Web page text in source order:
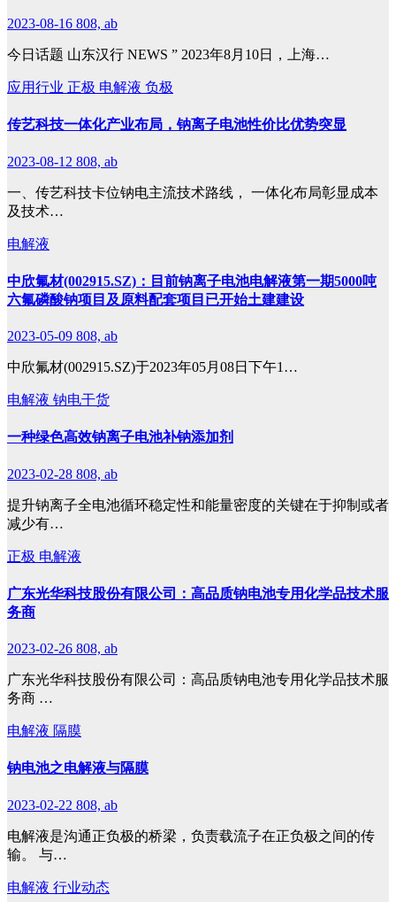
2023-08-16 808, ab
今日话题 山东汉行 NEWS ” 2023年8月10日，上海…
应用行业 正极 电解液 负极
传艺科技一体化产业布局，钠离子电池性价比优势突显
2023-08-12 808, ab
一、传艺科技卡位钠电主流技术路线， 一体化布局彰显成本
及技术…
电解液
中欣氟材(002915.SZ)：目前钠离子电池电解液第一期5000吨
六氟磷酸钠项目及原料配套项目已开始土建建设
2023-05-09 808, ab
中欣氟材(002915.SZ)于2023年05月08日下午1…
电解液 钠电干货
一种绿色高效钠离子电池补钠添加剂
2023-02-28 808, ab
提升钠离子全电池循环稳定性和能量密度的关键在于抑制或者
减少有…
正极 电解液
广东光华科技股份有限公司：高品质钠电池专用化学品技术服
务商
2023-02-26 808, ab
广东光华科技股份有限公司：高品质钠电池专用化学品技术服
务商 …
电解液 隔膜
钠电池之电解液与隔膜
2023-02-22 808, ab
电解液是沟通正负极的桥梁，负责载流子在正负极之间的传
输。 与…
电解液 行业动态